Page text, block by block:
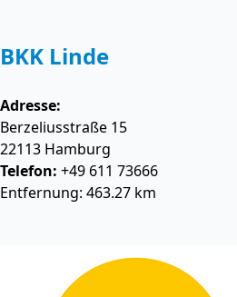
BKK Linde
Adresse:
Berzeliusstraße 15
22113 Hamburg
Telefon: +49 611 73666
Entfernung: 463.27 km